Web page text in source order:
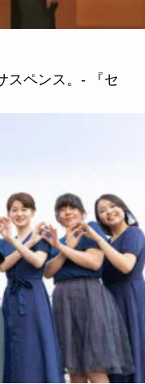
スペンス。- 『セ